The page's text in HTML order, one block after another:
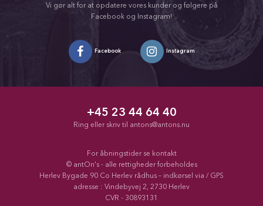
Vi gør alt for at opdatere vores kunder og følgere på
Facebook og Instagram!
Facebook Instagram
+45 23 44 64 40
Ring eller skriv til antons@antons.nu
For åbningstider se kontakt
© antOn's - alle rettigheder forbeholdes
Herlev Bygade 90 Co Herlev rådhus – indkørsel via / GPS
adresse : Vindebyvej 2, 2730 Herlev
CVR - 30893131